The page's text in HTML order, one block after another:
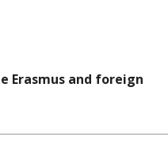
Erasmus and foreign